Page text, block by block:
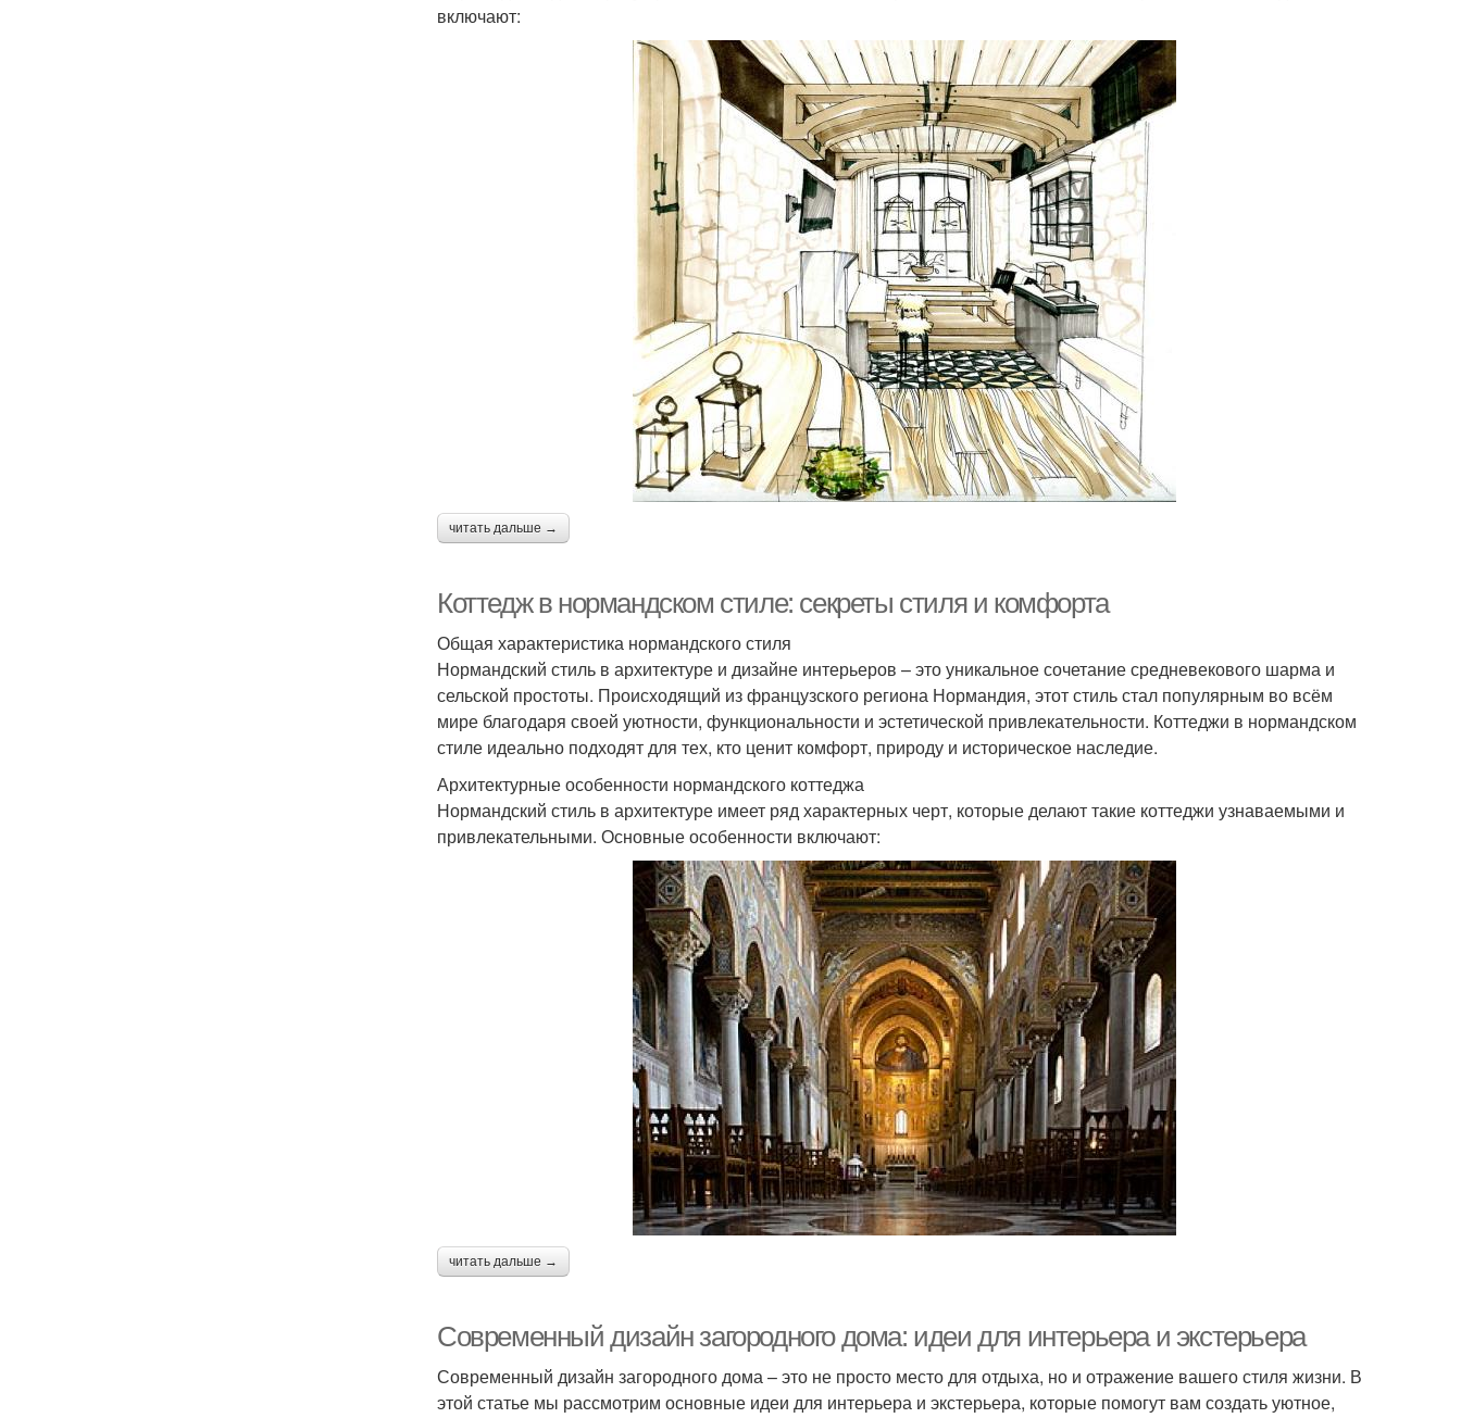
включают:
читать дальше →
Коттедж в нормандском стиле: секреты стиля и комфорта
Общая характеристика нормандского стиля
Нормандский стиль в архитектуре и дизайне интерьеров – это уникальное сочетание средневекового шарма и
сельской простоты. Происходящий из французского региона Нормандия, этот стиль стал популярным во всём
мире благодаря своей уютности, функциональности и эстетической привлекательности. Коттеджи в нормандском
стиле идеально подходят для тех, кто ценит комфорт, природу и историческое наследие.
Архитектурные особенности нормандского коттеджа
Нормандский стиль в архитектуре имеет ряд характерных черт, которые делают такие коттеджи узнаваемыми и
привлекательными. Основные особенности включают:
читать дальше →
Современный дизайн загородного дома: идеи для интерьера и экстерьера
Современный дизайн загородного дома – это не просто место для отдыха, но и отражение вашего стиля жизни. В
этой статье мы рассмотрим основные идеи для интерьера и экстерьера, которые помогут вам создать уютное,